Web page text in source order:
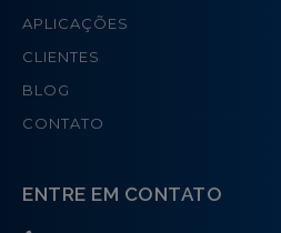
APLICAÇÕES
CLIENTES
BLOG
CONTATO
ENTRE EM CONTATO